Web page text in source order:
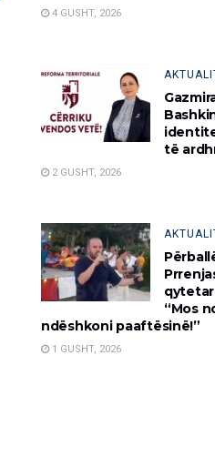
4 GUSHT, 2026
të
2 GUSHT, 2026
qytetar
“Mos
ndëshkoni paaftësinë!”
1 GUSHT, 2026